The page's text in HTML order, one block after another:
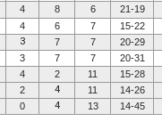
4 8 6 21-19
4 6 7 15-22
3 7 7 20-29
3 7 7 20-31
4 2 11 15-28
2 4 11 14-26
0 4 13 14-45